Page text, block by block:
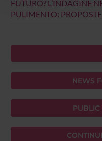
con altre informazioni
raccolto dal tuo utilizzo
FUTURO? L’INDAGINE
PULIMENTO:
NEWS
PUBLIC